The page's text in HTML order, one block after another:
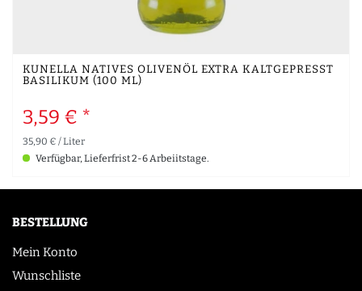
KUNELLA NATIVES OLIVENÖL EXTRA KALTGEPRESST
BASILIKUM (100 ML)
3,59 € *
35,90 € / Liter
Verfügbar, Lieferfrist 2-6 Arbeiitstage.
BESTELLUNG
Mein Konto
Wunschliste